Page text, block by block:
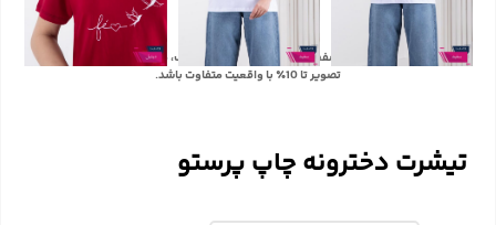
با توجه به تفاوت رنگ‌ها در صفحه نمایش دستگاه‌های مختلف، ممکن است رنگ محصولات در
تصویر تا 10٪ با واقعیت متفاوت باشد.
تیشرت دخترونه چاپ پرستو